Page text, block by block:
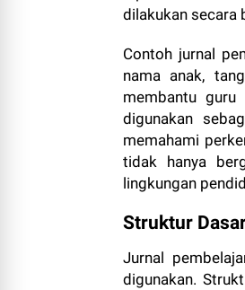
dilakukan secara
Contoh jurnal
nama anak,
membantu
digunakan
memahami
tidak hanya
lingkungan
Struktur
Jurnal
digunakan.